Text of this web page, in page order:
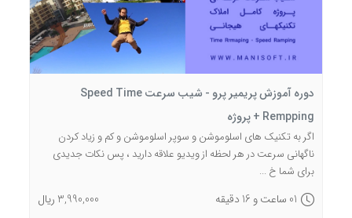
دوره آموزش پریمیر پرو - شیب سرعت Speed Time
Rempping + پروژه
اگر به تکنیک های اسلوموشن و سوپر اسلوموشن و کم و زیاد کردن
ناگهانی سرعت در هر لحظه از ویدیو علاقه دارید ، پس نکات جدیدی
برای شما خ ...
01 ساعت و 16 دقیقه
3,990,000 ریال